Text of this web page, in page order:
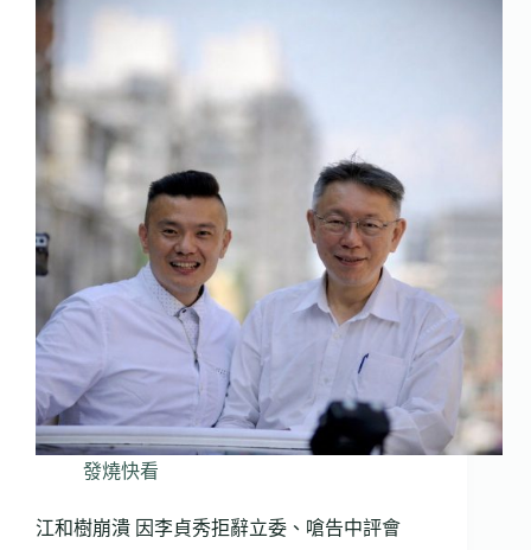
發燒快看
江和樹崩潰 因李貞秀拒辭立委、嗆告中評會